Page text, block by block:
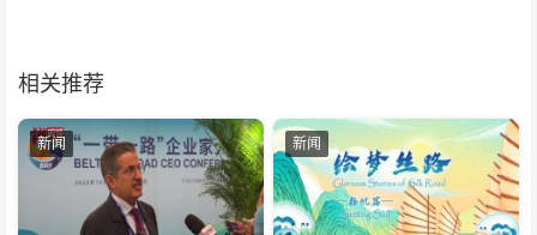
相关推荐
新闻 新闻